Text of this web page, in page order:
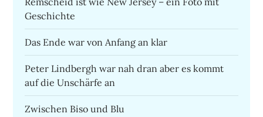
Geschichte
Das Ende war von Anfang an klar
Peter Lindbergh war nah dran aber es kommt
auf die Unschärfe an
Zwischen Biso und Blu